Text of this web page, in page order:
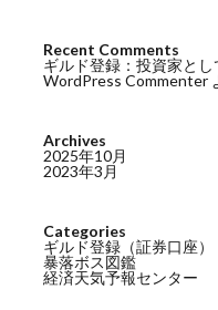
Recent Comments
ギルド登録：投資家とし
WordPress Commenter
Archives
2025年10月
2023年3月
Categories
ギルド登録（証券口座）
暴落ボス図鑑
経済天気予報センター